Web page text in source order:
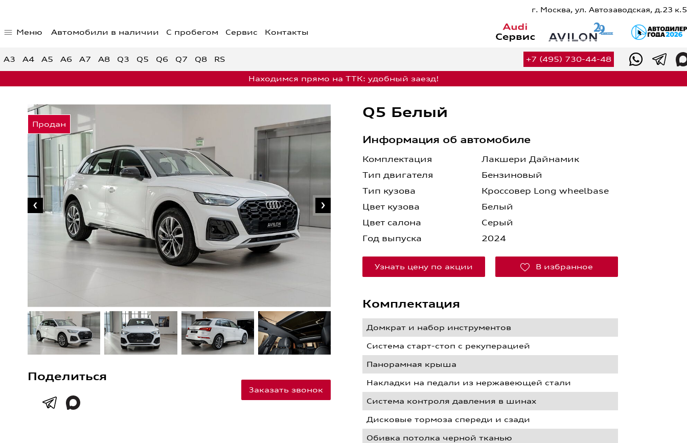
г. Москва, ул. Автозаводская, д.23 к.5
Меню Автомобили в наличии С пробегом Сервис Контакты
Главная страница
Audi с пробегом
Предложения недели
Спецпредложения на
Страхование
Обмен
Сервис
Оригинальные запчасти
Оригинальные аксессуары
Калькулятор сервисных услуг
Обратная связь Запись на сервис
A3 A4 A5 A6 A7 A8 Q3 Q5 Q6 Q7 Q8 RS +7 (495) 730-44-48
Находимся прямо на ТТК: удобный заезд!
Поделиться
Заказать звонок
Q5 Белый
Информация об автомобиле
Комплектация
Лакшери Дайнамик
Тип двигателя
Бензиновый
Тип кузова
Кроссовер Long wheelbase
Цвет кузова
Белый
Цвет салона
Серый
Год выпуска
2024
Узнать цену по акции В избранное
Комплектация
Домкрат и набор инструментов
Система старт-стоп с рекуперацией
Панорамная крыша
Накладки на педали из нержавеющей стали
Cистема контроля давления в шинах
Дисковые тормоза спереди и сзади
Обивка потолка черной тканью